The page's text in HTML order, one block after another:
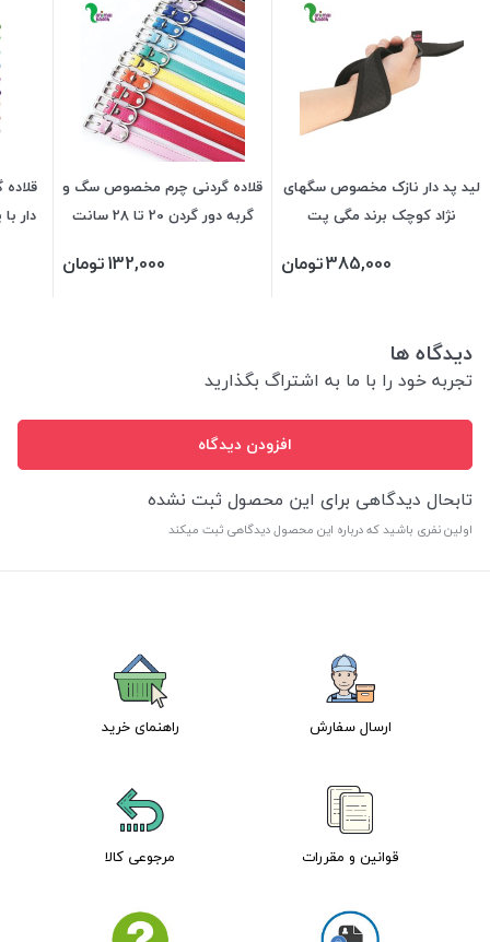
لید پد دار نازک مخصوص سگهای
نژاد کوچک برند مگی پت
385,000تومان
قلاده گردنی چرم مخصوص سگ و
گربه دور گردن 20 تا 28 سانت
132,000تومان
دیدگاه ها
تجربه خود را با ما به اشتراگ بگذارید
افزودن دیدگاه
تابحال دیدگاهی برای این محصول ثبت نشده
اولین نفری باشید که درباره این محصول دیدگاهی ثبت میکند
ارسال سفارش راهنمای خرید
قوانین و مقررات مرجوعی کالا